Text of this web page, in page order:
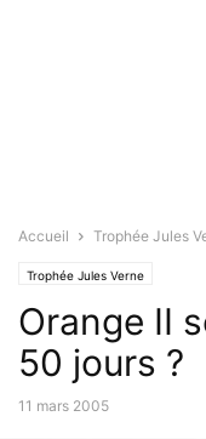
Accueil Trophée Jules
Trophée Jules Verne
Orange II
50 jours ?
11 mars 2005